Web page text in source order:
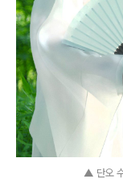
▲ 단오